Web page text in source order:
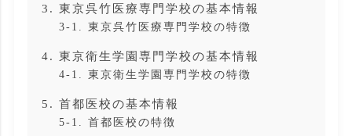
3. 東京呉竹医療専門学校の基本情報
3-1. 東京呉竹医療専門学校の特徴
4. 東京衛生学園専門学校の基本情報
4-1. 東京衛生学園専門学校の特徴
5. 首都医校の基本情報
5-1. 首都医校の特徴